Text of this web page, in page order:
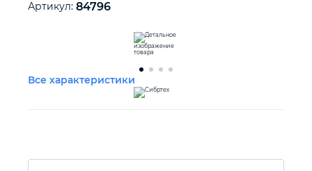
Столярный инструмент
Артикул: 84796
Все характеристики